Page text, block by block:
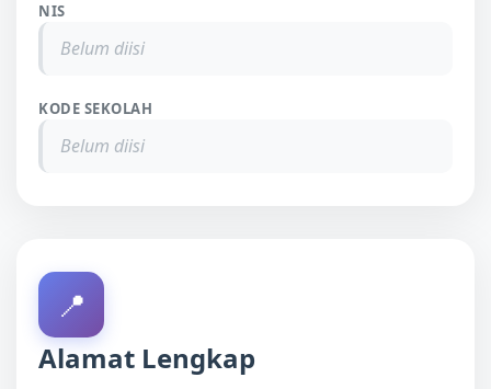
NIS
Belum diisi
KODE SEKOLAH
Belum diisi
📍
Alamat Lengkap